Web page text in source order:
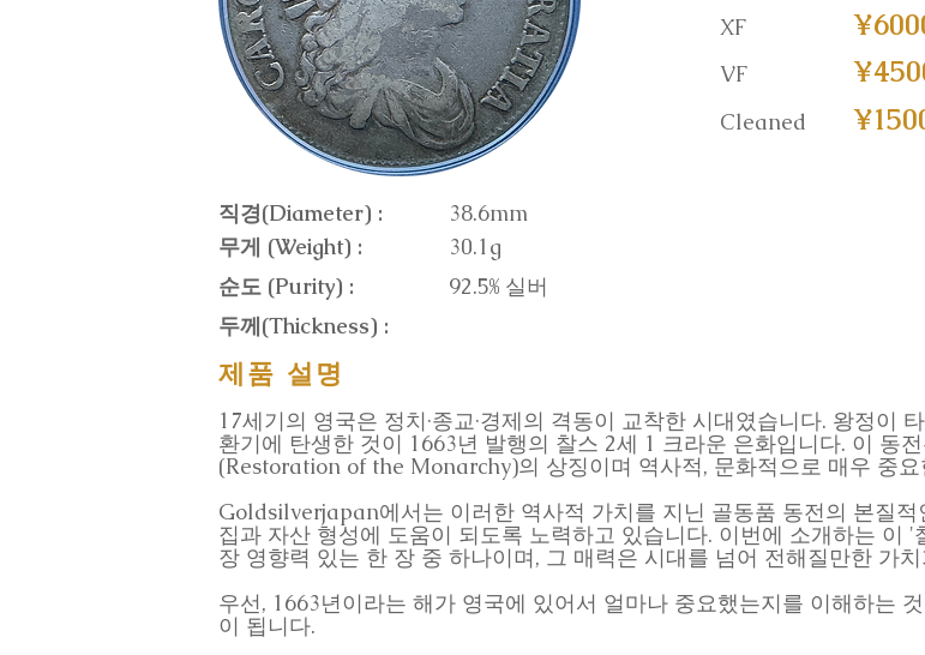
XF
VF
Cleaned
직경(Diameter) :
무게 (Weight) :
순도 (Purity) :
두께(Thickness) :
38.6mm
30.1g
92.5% 실버
제품 설명
17세기의 영국은 정치·종교·경제의 격동이 교착한 시대였습니다. 왕정이
환기에 탄생한 것이 1663년 발행의 찰스 2세 1 크라운 은화입니다. 이 동
(Restoration of the Monarchy)의 상징이며 역사적, 문화적으로 매우 중
Goldsilverjapan에서는 이러한 역사적 가치를 지닌 골동품 동전의 본질
집과 자산 형성에 도움이 되도록 노력하고 있습니다. 이번에 소개하는 이
장 영향력 있는 한 장 중 하나이며, 그 매력은 시대를 넘어 전해질만한 가
우선, 1663년이라는 해가 영국에 있어서 얼마나 중요했는지를 이해하는
이 됩니다.